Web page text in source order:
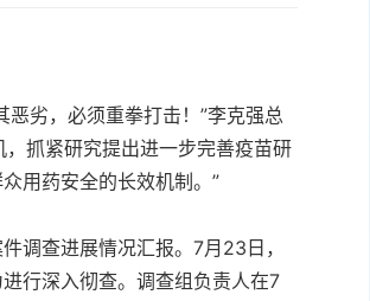
劣，必须重拳打击！”李克强总
抓紧研究提出进一步完善疫苗研
用药安全的长效机制。”
调查进展情况汇报。7月23日，
行深入彻查。调查组负责人在7